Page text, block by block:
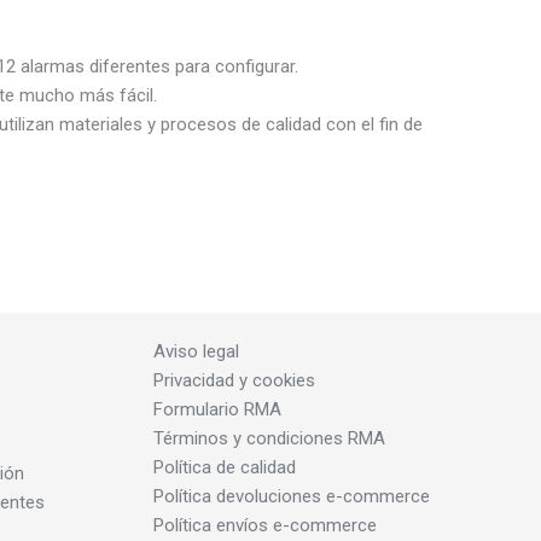
alarmas diferentes para configurar.
mucho más fácil.
materiales y procesos de calidad con el fin de
Aviso legal
Privacidad y cookies
Formulario RMA
Términos y condiciones RMA
Política de calidad
Política devoluciones e-commerce
Política envíos e-commerce